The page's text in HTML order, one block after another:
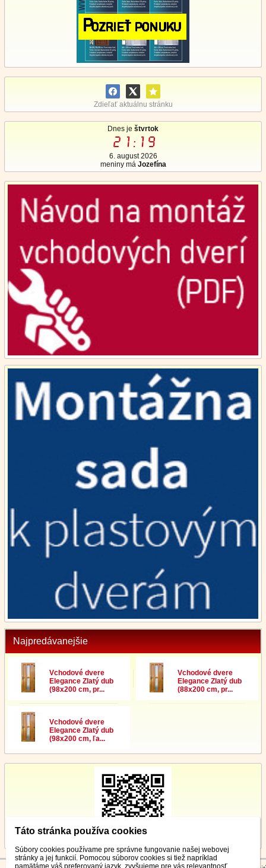
Zdieľať aktuálnu stránku
Dnes je štvrtok
21:19
6. august 2026
meniny má Jozefína
Najpredávanejšie
Vchodové dvere
Elegance Zlatý dub
(98x200 cm, pr...
Vchodové dvere
Elegance Zlatý dub
(88x200 cm, pr...
Vchodové dvere
Elegance Zlatý dub
(98x200 cm, ľa...
Táto stránka používa cookies
Súbory cookies používame pre správne fungovanie našej webovej
stránky a jej funkcií. Pomocou súborov cookies si tiež napríklad
pamätáme váš preferovaný jazyk, zvyšujeme pre vás relevantnosť